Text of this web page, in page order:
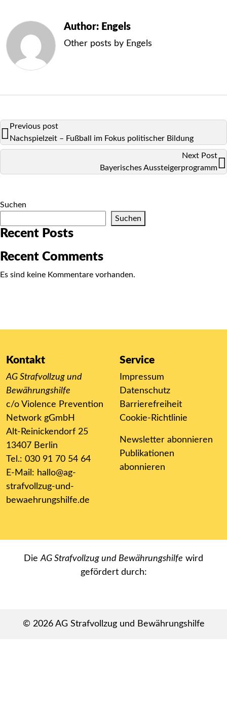
Author: Engels
Other posts by Engels
Previous post
Nachspielzeit – Fußball im Fokus politischer Bildung
Next Post
Bayerisches Aussteigerprogramm
Suchen
Suchen
Recent Posts
Recent Comments
Es sind keine Kommentare vorhanden.
Kontakt
AG Strafvollzug und
Bewährungshilfe
c/o Violence Prevention
Network gGmbH
Alt-Reinickendorf 25
13407 Berlin
Tel.: 030 91 70 54 64
E-Mail: hallo@ag-
strafvollzug-und-
bewaehrungshilfe.de
Service
Impressum
Datenschutz
Barrierefreiheit
Cookie-Richtlinie
Newsletter abonnieren
Publikationen
abonnieren
DieAG Strafvollzug und Bewährungshilfe wird
gefördert durch:
© 2026 AG Strafvollzug und Bewährungshilfe